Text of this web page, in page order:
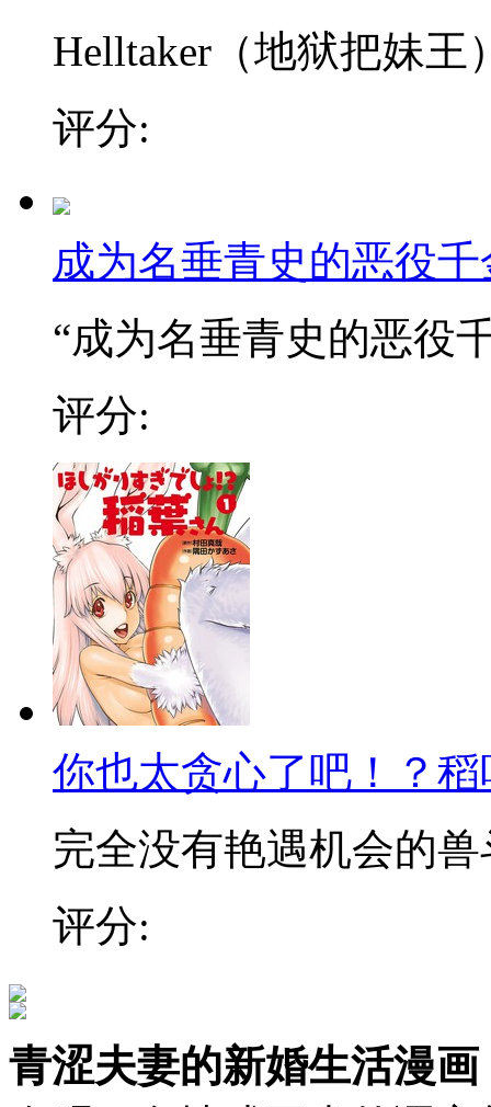
Helltaker（地狱把妹王
评分:
成为名垂青史的恶役
“成为名垂青史的恶役
评分:
你也太贪心了吧！？
完全没有艳遇机会的兽
评分:
青涩夫妻的新婚生活漫画